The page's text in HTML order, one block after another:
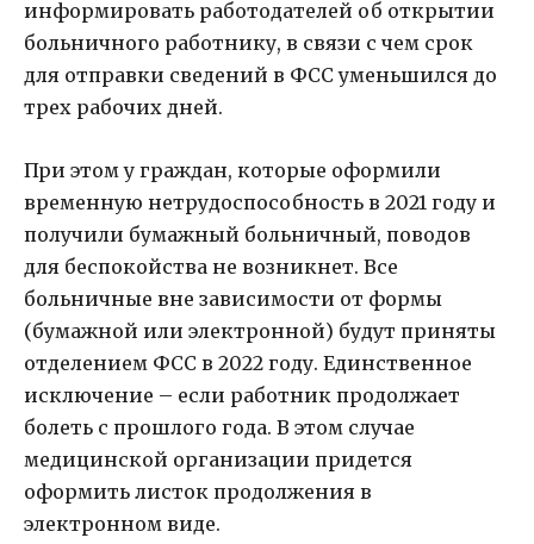
информировать работодателей об открытии
больничного работнику, в связи с чем срок
для отправки сведений в ФСС уменьшился до
трех рабочих дней.
При этом у граждан, которые оформили
временную нетрудоспособность в 2021 году и
получили бумажный больничный, поводов
для беспокойства не возникнет. Все
больничные вне зависимости от формы
(бумажной или электронной) будут приняты
отделением ФСС в 2022 году. Единственное
исключение – если работник продолжает
болеть с прошлого года. В этом случае
медицинской организации придется
оформить листок продолжения в
электронном виде.